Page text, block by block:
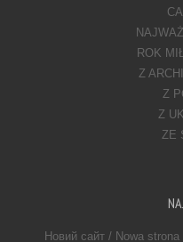
ROK
Z
Z
Z
ZE
Новий сайт / Nowa strona